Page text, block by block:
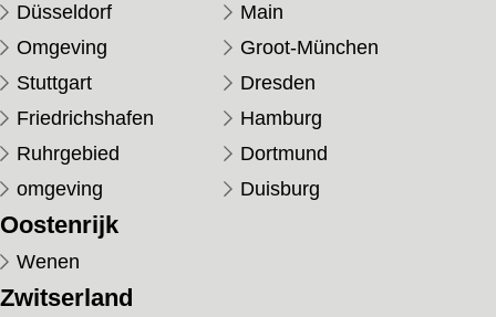
Düsseldorf
Main
Omgeving
Groot-München
Stuttgart
Dresden
Friedrichshafen
Hamburg
Ruhrgebied
Dortmund
omgeving
Duisburg
Oostenrijk
Wenen
Zwitserland